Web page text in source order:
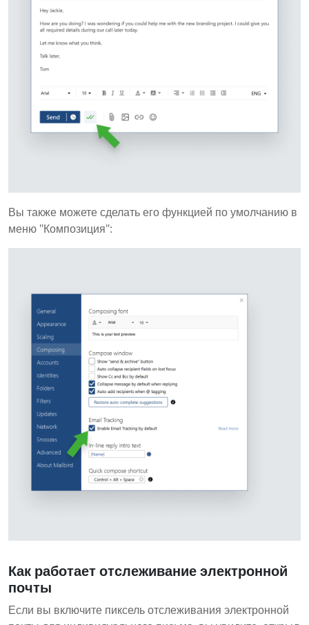
Вы также можете сделать его функцией по умолчанию в
меню "Композиция":
Как работает отслеживание электронной
почты
Если вы включите пиксель отслеживания электронной